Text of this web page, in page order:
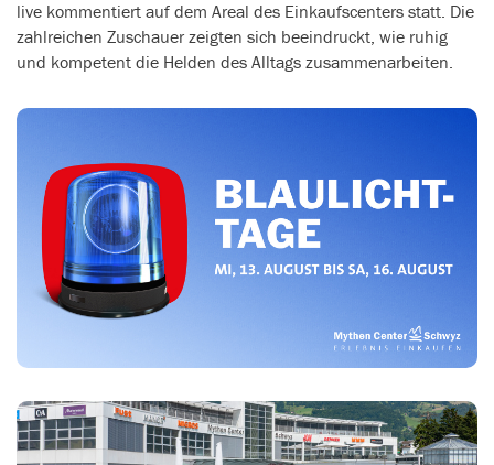
live kommentiert auf dem Areal des Einkaufscenters statt. Die
zahlreichen Zuschauer zeigten sich beeindruckt, wie ruhig
und kompetent die Helden des Alltags zusammenarbeiten.